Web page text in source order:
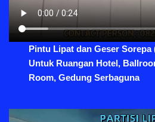
Pintu Lipat dan Geser Sorepa
Untuk Ruangan Hotel,
Room, Gedung Serbaguna